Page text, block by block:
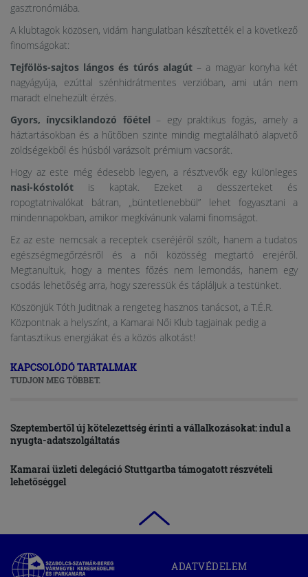
gasztronómiába.
A klubtagok közösen, vidám hangulatban készítették el a következő
finomságokat:
Tejfölös-sajtos lángos és túrós alagút– a magyar konyha két
nagyágyúja, ezúttal szénhidrátmentes verzióban, ami után nem
maradt elnehezült érzés.
Gyors, ínycsiklandozó főétel – egy praktikus fogás, amely a
háztartásokban és a hűtőben szinte mindig megtalálható alapvető
zöldségekből és húsból varázsolt prémium vacsorát.
Hogy az este még édesebb legyen, a résztvevők egy különleges
nasi-kóstolót is kaptak. Ezeket a desszerteket és
ropogtatnivalókat bátran, „büntetlenebbül” lehet fogyasztani a
mindennapokban, amikor megkívánunk valami finomságot.
Ez az este nemcsak a receptek cseréjéről szólt, hanem a tudatos
egészségmegőrzésről és a női közösség megtartó erejéről.
Megtanultuk, hogy a mentes főzés nem lemondás, hanem egy
csodás lehetőség arra, hogy szeressük és tápláljuk a testünket.
Köszönjük Tóth Juditnak a rengeteg hasznos tanácsot, a T.É.R.
Központnak a helyszínt, a Kamarai Női Klub tagjainak pedig a
fantasztikus energiákat és a közös alkotást!
KAPCSOLÓDÓ TARTALMAK
TUDJON MEG TÖBBET.
Szeptembertől új kötelezettség érinti a vállalkozásokat: indul a
nyugta-adatszolgáltatás
Kamarai üzleti delegáció Stuttgartba támogatott részvételi
lehetőséggel
Szabolcs-
Szatmár-
ADATVÉDELEM